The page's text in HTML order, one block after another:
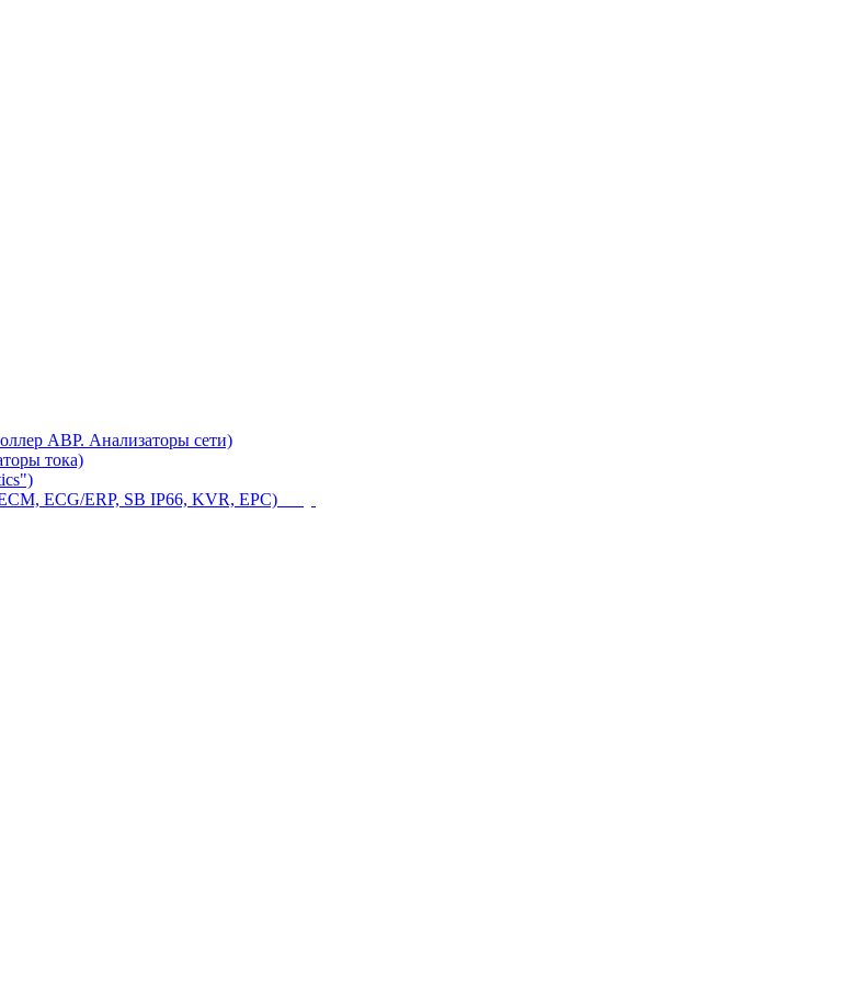
АВР. Анализаторы сети)
тока)
ECG/ERP, SB IP66, KVR, EPC)